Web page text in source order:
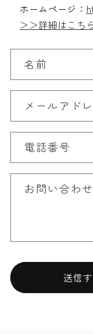
ホームページ：
＞＞詳細はこちら
お
い
せ
ー
名前
メールアド
電話番号
お問い合わ
送信